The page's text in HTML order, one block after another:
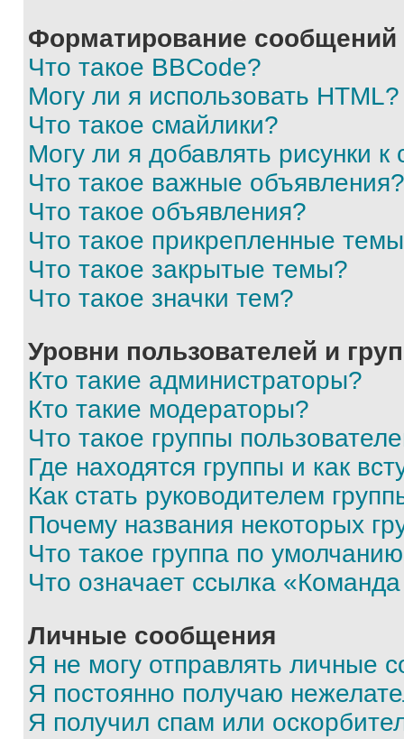
Форматирование
Что такое BBCode?
Могу ли я использовать HTML?
Что такое смайлики?
Могу ли я добавлять рисунки
Что такое важные объявления?
Что такое объявления?
Что такое прикрепленные
Что такое закрытые темы?
Что такое значки тем?
Уровни пользователей и
Кто такие администраторы?
Кто такие модераторы?
Что такое группы
Где находятся группы и как
Как стать руководителем
Почему названия некоторых
Что такое группа по
Что означает ссылка
Личные сообщения
Я не могу отправлять личные
Я постоянно получаю
Я получил спам или